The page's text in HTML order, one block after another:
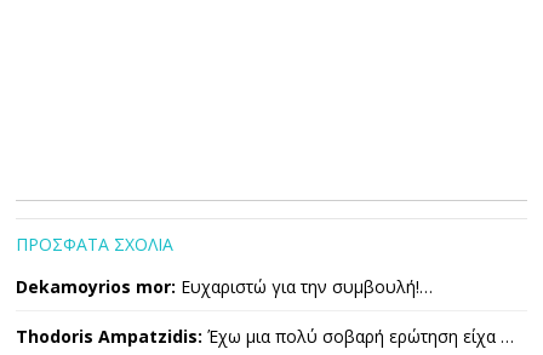
ΠΡΟΣΦΑΤΑ ΣΧΟΛΙΑ
Dekamoyrios mor: Ευχαριστώ για την συμβουλή!…
Thodoris Ampatzidis: Έχω μια πολύ σοβαρή ερώτηση είχα …